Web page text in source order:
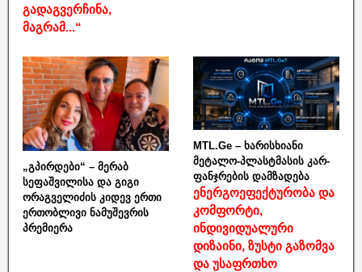
გადაგვერჩინა,
მაგრამ...“
„გპირდები“ – მერაბ
სეფაშვილისა და გიგი
ორაგველიძის კიდევ ერთი
ერთობლივი ნამუშევრის
პრემიერა
MTL.Ge – ხარისხიანი
მეტალო-პლასტმასის კარ-
ფანჯრების დამზადება
ენერგოეფექტურობა და
კომფორტი,
ინდივიდუალური
დიზაინი, ზუსტი გაზომვა
და უსაფრთხო